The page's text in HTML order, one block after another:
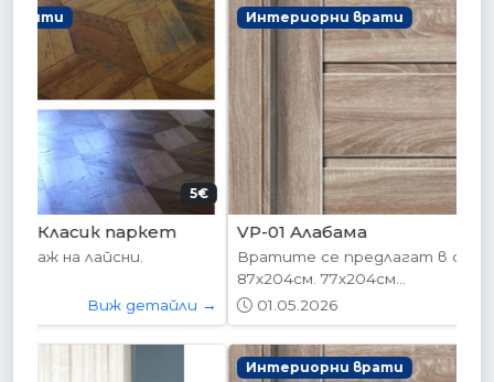
Интериорни врати
178.95€ (350лв.)
VP-01 Алабама
Вратите се предлагат в следните размери:
01.05.2026
Виж детайли →